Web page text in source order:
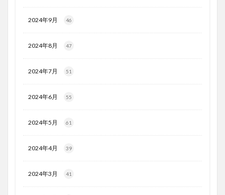
2024年9月 46
2024年8月 47
2024年7月 51
2024年6月 55
2024年5月 61
2024年4月 39
2024年3月 41